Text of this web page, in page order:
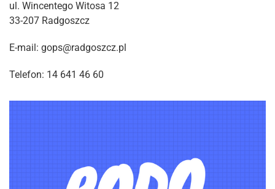
ul. Wincentego Witosa 12
33-207 Radgoszcz
E-mail: gops@radgoszcz.pl
Telefon: 14 641 46 60